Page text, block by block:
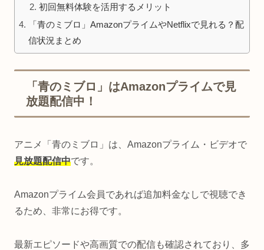
初回無料体験を活用するメリット
「青のミブロ」AmazonプライムやNetflixで見れる？配
信状況まとめ
「青のミブロ」はAmazonプライムで見
放題配信中！
アニメ「青のミブロ」は、Amazonプライム・ビデオで
見放題配信中です。
Amazonプライム会員であれば追加料金なしで視聴でき
るため、非常にお得です。
最新エピソードや高画質での配信も確認されており、多